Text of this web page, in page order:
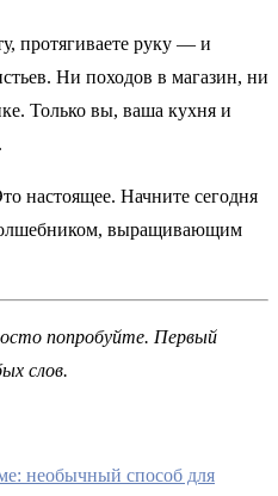
протягиваете руку — и
Ни походов в магазин, ни
Только вы, ваша кухня и
настоящее. Начните сегодня
выращивающим
попробуйте. Первый
слов.
необычный способ для